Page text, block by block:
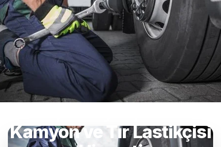
Kamyon ve Tır Lastikçisi